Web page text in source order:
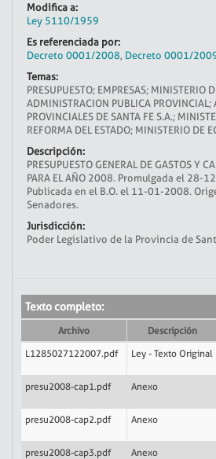
Modifica a:
Ley 5110/1959
Es referenciada por:
Decreto 0001/2008, Decreto 0001/
Temas:
PRESUPUESTO; EMPRESAS; MINISTERIO
ADMINISTRACION PUBLICA PROVINCIAL;
PROVINCIALES DE SANTA FE S.A.;
REFORMA DEL ESTADO; MINISTERIO DE
Descripción:
PRESUPUESTO GENERAL DE GASTOS Y
PARA EL AÑO 2008. Promulgada el 28-
Publicada en el B.O. el 11-01-2008.
Senadores.
Jurisdicción:
Poder Legislativo de la Provincia de
Texto completo:
Archivo Descripción
L1285027122007.pdf
Ley - Texto Original
presu2008-cap1.pdf Anexo
presu2008-cap2.pdf Anexo
presu2008-cap3.pdf Anexo